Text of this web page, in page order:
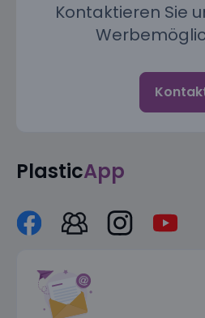
Kontaktieren Sie
PlasticApp